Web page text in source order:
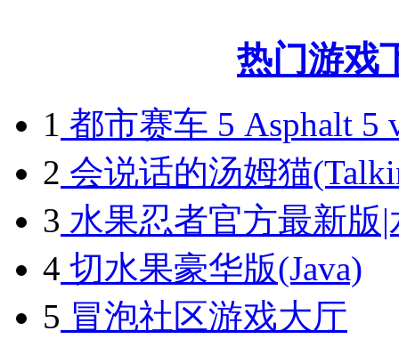
热门游戏
1 都市赛车 5 Asphalt 5
2 会说话的汤姆猫
3 水果忍者官方最新版
4 切水果豪华版(Java)
5 冒泡社区游戏大厅